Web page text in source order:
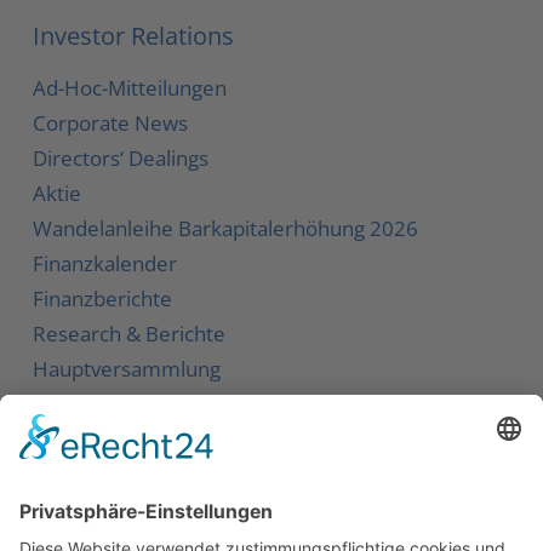
Investor Relations
Ad-Hoc-Mitteilungen
Corporate News
Directors‘ Dealings
Aktie
Wandelanleihe Barkapitalerhöhung 2026
Finanzkalender
Finanzberichte
Research & Berichte
Hauptversammlung
Kontakt